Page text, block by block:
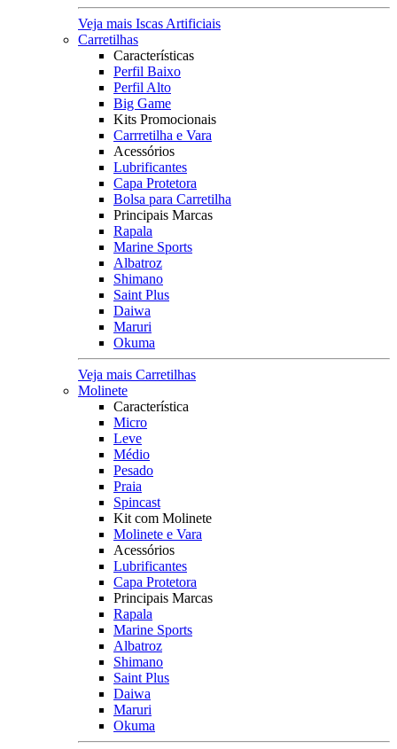
Veja mais Iscas Artificiais
Carretilhas
Características
Perfil Baixo
Perfil Alto
Big Game
Kits Promocionais
Carrretilha e Vara
Acessórios
Lubrificantes
Capa Protetora
Bolsa para Carretilha
Principais Marcas
Rapala
Marine Sports
Albatroz
Shimano
Saint Plus
Daiwa
Maruri
Okuma
Veja mais Carretilhas
Molinete
Característica
Micro
Leve
Médio
Pesado
Praia
Spincast
Kit com Molinete
Molinete e Vara
Acessórios
Lubrificantes
Capa Protetora
Principais Marcas
Rapala
Marine Sports
Albatroz
Shimano
Saint Plus
Daiwa
Maruri
Okuma